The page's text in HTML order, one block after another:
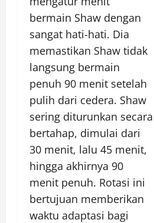
bermain Shaw dengan
sangat hati-hati. Dia
memastikan Shaw tidak
langsung bermain
penuh 90 menit setelah
pulih dari cedera. Shaw
sering diturunkan secara
bertahap, dimulai dari
30 menit, lalu 45 menit,
hingga akhirnya 90
menit penuh. Rotasi ini
bertujuan memberikan
waktu adaptasi bagi